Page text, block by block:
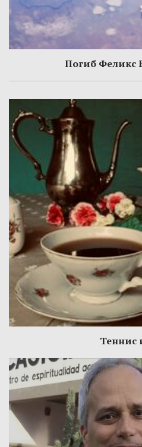
Погиб Феликс
Теннис